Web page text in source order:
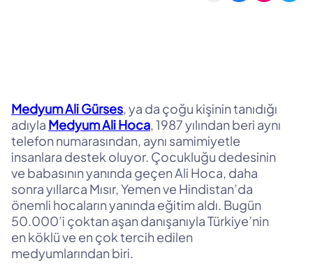
Medyum Ali Gürses, ya da çoğu kişinin tanıdığı
adıyla Medyum Ali Hoca, 1987 yılından beri aynı
telefon numarasından, aynı samimiyetle
insanlara destek oluyor. Çocukluğu dedesinin
ve babasının yanında geçen Ali Hoca, daha
sonra yıllarca Mısır, Yemen ve Hindistan’da
önemli hocaların yanında eğitim aldı. Bugün
50.000’i çoktan aşan danışanıyla Türkiye’nin
en köklü ve en çok tercih edilen
medyumlarından biri.